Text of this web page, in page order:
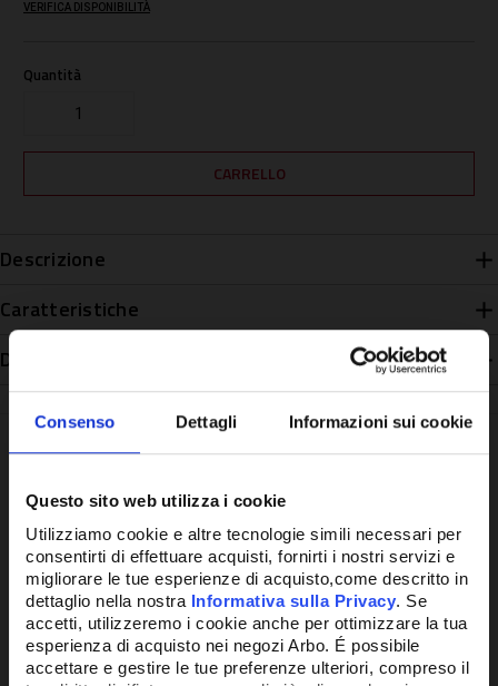
Consenso Dettagli Informazioni sui cookie
Questo sito web utilizza i cookie
Utilizziamo cookie e altre tecnologie simili necessari per
consentirti di effettuare acquisti, fornirti i nostri servizi e
migliorare le tue esperienze di acquisto,come descritto in
dettaglio nella nostra Informativa sulla Privacy. Se
accetti, utilizzeremo i cookie anche per ottimizzare la tua
esperienza di acquisto nei negozi Arbo. É possibile
accettare e gestire le tue preferenze ulteriori, compreso il
VERIFICA DISPONIBILITÀ
Quantità
Descrizione
Caratteristiche
Disponibilità
Potrebbe anche interessarti